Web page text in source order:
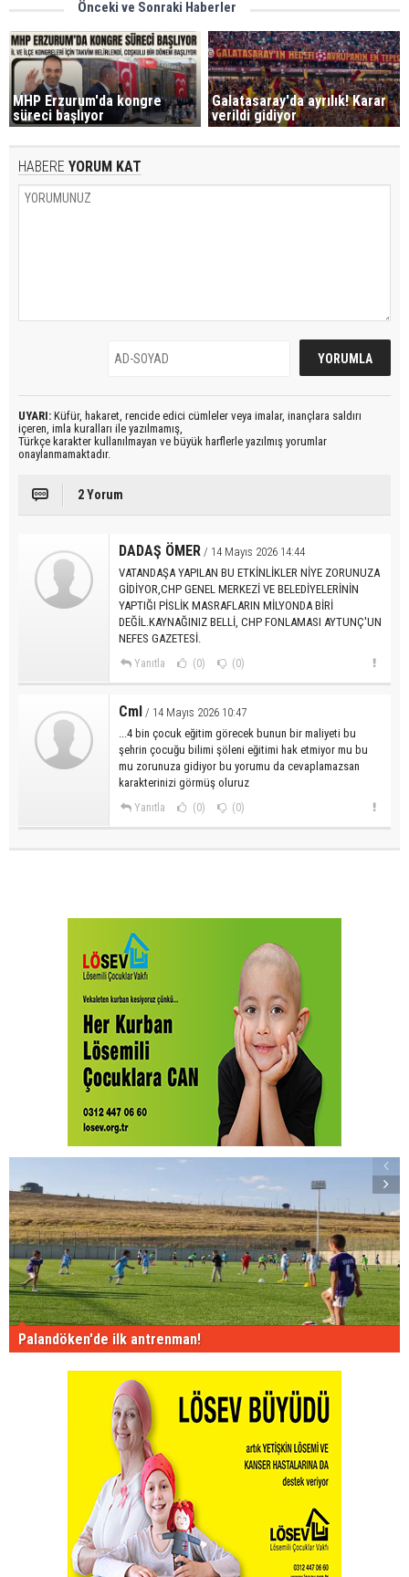
Önceki ve Sonraki Haberler
MHP Erzurum'da kongre
süreci başlıyor
Galatasaray'da ayrılık! Karar
verildi gidiyor
HABERE YORUM KAT
UYARI: Küfür, hakaret, rencide edici cümleler veya imalar, inançlara saldırı
içeren, imla kuralları ile yazılmamış,
Türkçe karakter kullanılmayan ve büyük harflerle yazılmış yorumlar
onaylanmamaktadır.
2 Yorum
DADAŞ ÖMER / 14 Mayıs 2026 14:44
VATANDAŞA YAPILAN BU ETKİNLİKLER NİYE ZORUNUZA
GİDİYOR,CHP GENEL MERKEZİ VE BELEDİYELERİNİN
YAPTIĞI PİSLİK MASRAFLARIN MİLYONDA BİRİ
DEĞİL.KAYNAĞINIZ BELLİ, CHP FONLAMASI AYTUNÇ'UN
NEFES GAZETESİ.
Yanıtla (0) (0)
Cml / 14 Mayıs 2026 10:47
...4 bin çocuk eğitim görecek bunun bir maliyeti bu
şehrin çocuğu bilimi şöleni eğitimi hak etmiyor mu bu
mu zorunuza gidiyor bu yorumu da cevaplamazsan
karakterinizi görmüş oluruz
Yanıtla (0) (0)
Palandöken'de ilk antrenman!